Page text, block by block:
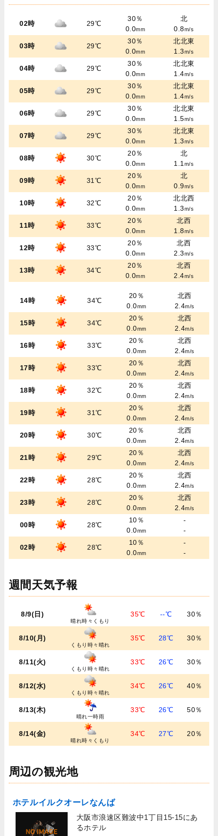
02時 29℃
30％
0.0mm
北
0.8m/s
03時 29℃
30％
0.0mm
北北東
1.3m/s
04時 29℃
30％
0.0mm
北北東
1.4m/s
05時 29℃
30％
0.0mm
北北東
1.4m/s
06時 29℃
30％
0.0mm
北北東
1.5m/s
07時 29℃
30％
0.0mm
北北東
1.3m/s
08時 30℃
20％
0.0mm
北
1.1m/s
09時 31℃
20％
0.0mm
北
0.9m/s
10時 32℃
20％
0.0mm
北北西
1.3m/s
11時 33℃
20％
0.0mm
北西
1.8m/s
12時 33℃
20％
0.0mm
北西
2.3m/s
13時 34℃
20％
0.0mm
北西
2.4m/s
14時 34℃
20％
0.0mm
北西
2.4m/s
15時 34℃
20％
0.0mm
北西
2.4m/s
16時 33℃
20％
0.0mm
北西
2.4m/s
17時 33℃
20％
0.0mm
北西
2.4m/s
18時 32℃
20％
0.0mm
北西
2.4m/s
19時 31℃
20％
0.0mm
北西
2.4m/s
20時 30℃
20％
0.0mm
北西
2.4m/s
21時 29℃
20％
0.0mm
北西
2.4m/s
22時 28℃
20％
0.0mm
北西
2.4m/s
23時 28℃
20％
0.0mm
北西
2.4m/s
00時 28℃
10％
0.0mm
-
-
02時 28℃
10％
0.0mm
-
-
週間天気予報
8/9(日)
晴れ時々くもり
35℃ --℃ 30％
8/10(月)
くもり時々晴れ
35℃ 28℃ 30％
8/11(火)
くもり時々晴れ
33℃ 26℃ 30％
8/12(水)
くもり時々晴れ
34℃ 26℃ 40％
8/13(木)
晴れ一時雨
33℃ 26℃ 50％
8/14(金)
晴れ時々くもり
34℃ 27℃ 20％
周辺の観光地
ホテルイルクオーレなんば
大阪市浪速区難波中1丁目15-15にあ
るホテル